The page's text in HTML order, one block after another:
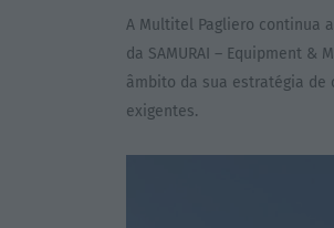
A Multitel Pagliero continua
da SAMURAI – Equipment &
âmbito da sua estratégia de
exigentes.